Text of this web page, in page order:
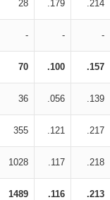
28 .179 .214
- - -
70 .100 .157
36 .056 .139
355 .121 .217
1028 .117 .218
1489 .116 .213